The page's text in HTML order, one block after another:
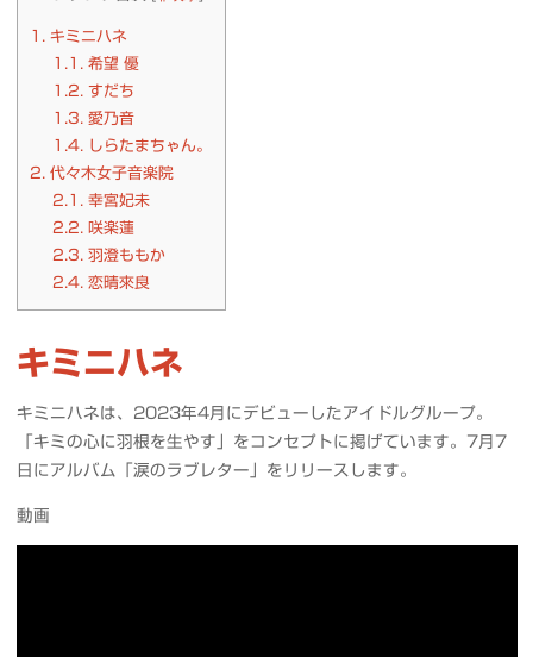
1.キミニハネ
1.1.希望 優
1.2.すだち
1.3.愛乃音
1.4.しらたまちゃん。
2.代々木女子音楽院
2.1.幸宮妃未
2.2.咲楽蓮
2.3.羽澄ももか
2.4.恋晴來良
キミニハネ
キミニハネは、2023年4月にデビューしたアイドルグループ。
「キミの心に羽根を生やす」をコンセプトに掲げています。7月7
日にアルバム「涙のラブレター」をリリースします。
動画